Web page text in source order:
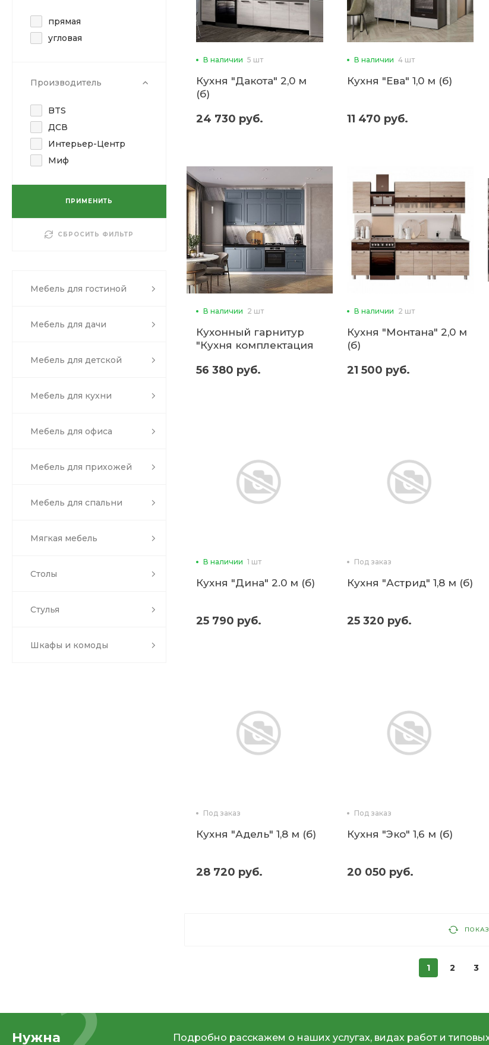
прямая
угловая
Производитель
BTS
ДСВ
Интерьер-Центр
Миф
ПРИМЕНИТЬ
СБРОСИТЬ ФИЛЬТР
Мебель для гостиной
Мебель для дачи
Мебель для детской
Мебель для кухни
Мебель для офиса
Мебель для прихожей
Мебель для спальни
Мягкая мебель
Столы
Стулья
Шкафы и комоды
В наличии 5 шт
Кухня "Дакота" 2,0 м
(б)
24 730 руб.
В наличии 4 шт
Кухня "Ева" 1,0 м (б)
11 470 руб.
В наличии 2 шт
Кухонный гарнитур
"Кухня комплектация
56 380 руб.
В наличии 2 шт
Кухня "Монтана" 2,0 м
(б)
21 500 руб.
В наличии 1 шт
Кухня "Дина" 2.0 м (б)
25 790 руб.
Под заказ
Кухня "Астрид" 1,8 м (б)
25 320 руб.
Под заказ
Кухня "Адель" 1,8 м (б)
28 720 руб.
Под заказ
Кухня "Эко" 1,6 м (б)
20 050 руб.
1 2 3
Нужна
Подробно расскажем о наших услугах, видах работ и